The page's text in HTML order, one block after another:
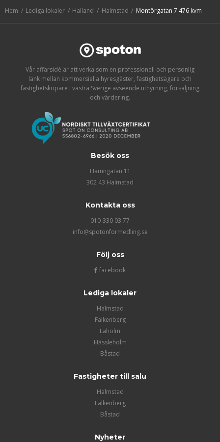
Hem Lediga lokaler Halland Halmstad Montörgatan 7 476 kvm
Vår affärsidé är att verka som en professionell och personlig
länk mellan kommersiella hyresgäster, fastighetsägare och
fastighetsköpare i västra Sverige avseende uthyrning, försäljning
och värdering.
Besök oss
Hamngatan 11
302 43 Halmstad
Kontakta oss
010-330 03 77
info@spotonformedling.se
Följ oss
facebook
Lediga lokaler
Halmstad
Falkenberg
Laholm
Hässleholm
Båstad
Fastigheter till salu
Halmstad
Falkenberg
Båstad
Nyheter